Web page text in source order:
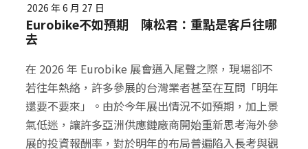
2026 年 6 月 27 日
Eurobike不如預期 陳松君：重點是客戶往哪
去
在 2026 年 Eurobike 展會邁入尾聲之際，現場卻不
若往年熱絡，許多參展的台灣業者甚至在互問「明年
還要不要來」。由於今年展出情況不如預期，加上景
氣低迷，讓許多亞洲供應鏈廠商開始重新思考海外參
展的投資報酬率，對於明年的布局普遍陷入長考與觀